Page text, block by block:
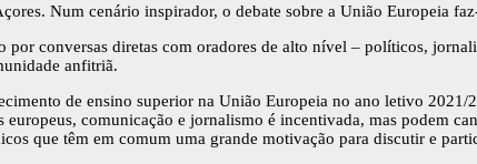
Num cenário inspirador, o debate sobre a União Europeia
conversas diretas com oradores de alto nível – políticos,
anfitriã.
de ensino superior na União Europeia no ano letivo
comunicação e jornalismo é incentivada, mas podem
que têm em comum uma grande motivação para discutir e